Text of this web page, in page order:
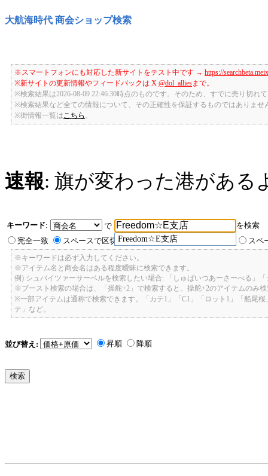
大航海時代 商会ショップ検索
※スマートフォンにも対応した新サイトをテスト中です → https://
※新サイトの更新情報やフィードバックは X @dol_alliesまで。
※検索結果は2026-08-09 22:46:30時点のものです。そのため、すでに売り切れ
※検索結果など全ての情報について、その正確性を保証するものではありませ
※街情報一覧は こちら
速報: 旗が変わった港がある
キーワード:
で
Freedom☆E支店
を検索
完全一致
スペースで区切ったキーワードのいずれかを含む スペ
※キーワードは必ず入力してください。
※アイテム名と商会名はある程度曖昧に検索できます。
例) シュバイツァーサーベルを検索したい場合: 「しゅばいつあーさーべる」
※ブースト検索の場合は、「操舵+2」で検索すると、操舵+2のアイテムのみ
※一部アイテムは通称で検索できます。「カテ1」「C1」「ロット1」「船尾
テ」など。
並び替え: 昇順 降順